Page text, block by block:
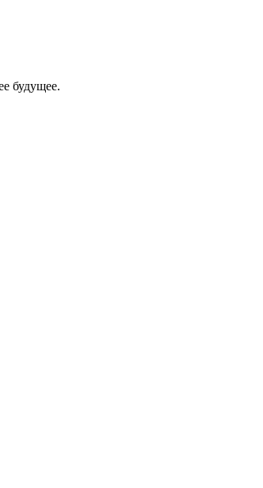
будущее.